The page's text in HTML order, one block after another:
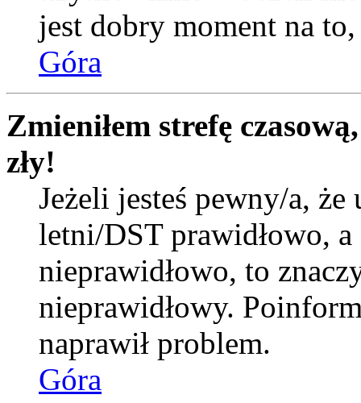
jest dobry moment na
Góra
Zmieniłem strefę
zły!
Jeżeli jesteś pewny/a, że
letni/DST prawidłowo,
nieprawidłowo, to
nieprawidłowy.
naprawił problem.
Góra